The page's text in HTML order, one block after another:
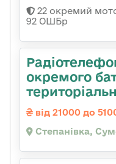
22 окремий
92 ОШБр
окремого
від 21000 до
Степанівка,